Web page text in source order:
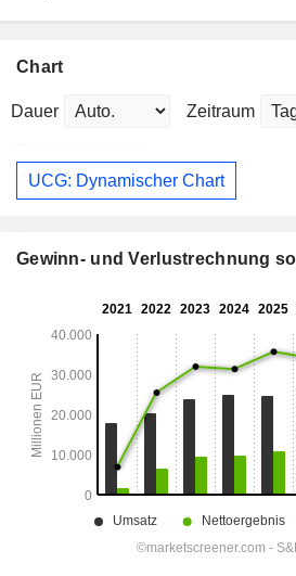
Chart
Dauer Zeitraum
UCG: Dynamischer Chart
Gewinn- und Verlustrechnung